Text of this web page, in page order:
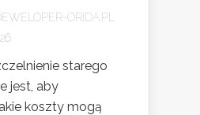
ORIDA.PL
starego
jest, aby
koszty mogą